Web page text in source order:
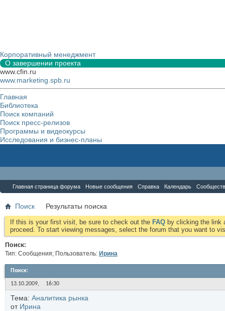
Корпоративный менеджмент
О завершении проекта
www.cfin.ru
www.marketing.spb.ru
Главная
Библиотека
Поиск компаний
Поиск пресс-релизов
Программы и видеокурсы
Исследования и бизнес-планы
Главная страница форума Новые сообщения Справка Календарь
Поиск Результаты поиска
If this is your first visit, be sure to check out the FAQ by clicking the link
proceed. To start viewing messages, select the forum that you want to
Поиск:
Тип: Сообщения; Пользователь: Иринa
Поиск:
13.10.2009, 16:30
Тема: Аналитика рынка
от Иринa